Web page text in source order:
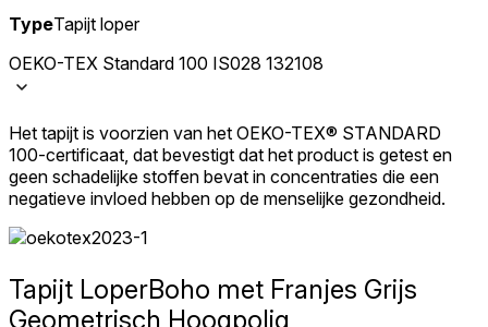
TypeTapijt loper
OEKO-TEX Standard 100 IS028 132108
Het tapijt is voorzien van het OEKO-TEX® STANDARD
100-certificaat, dat bevestigt dat het product is getest en
geen schadelijke stoffen bevat in concentraties die een
negatieve invloed hebben op de menselijke gezondheid.
Tapijt LoperBoho met Franjes Grijs
Geometrisch Hoogpolig